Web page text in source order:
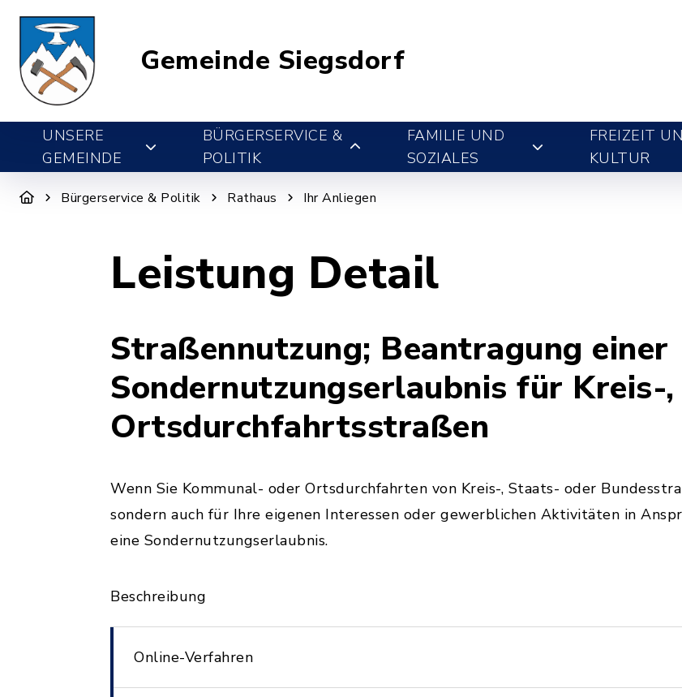
Gemeinde Siegsdorf
UNSERE
GEMEINDE
BÜRGERSERVICE &
POLITIK
FAMILIE UND
SOZIALES
FREIZEIT
KULTUR
Bürgerservice & Politik Rathaus Ihr Anliegen
Leistung Detail
Straßennutzung; Beantragung einer
Sondernutzungserlaubnis für Kreis-
Ortsdurchfahrtsstraßen
Wenn Sie Kommunal- oder Ortsdurchfahrten von Kreis-, Staats- oder
sondern auch für Ihre eigenen Interessen oder gewerblichen Aktivitäten in
eine Sondernutzungserlaubnis.
Beschreibung
Online-Verfahren